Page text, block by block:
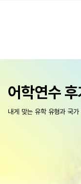
어학연수 후
내게 맞는 유학 유형과 국가